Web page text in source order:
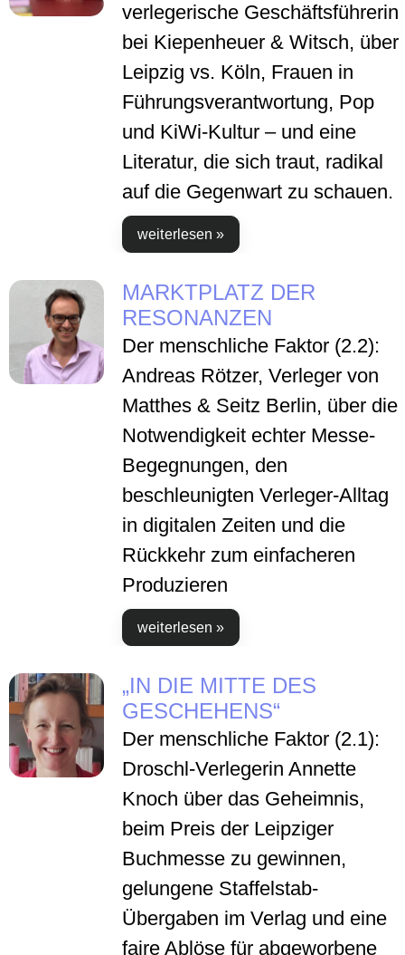
verlegerische Geschäftsführerin
bei Kiepenheuer & Witsch, über
Leipzig vs. Köln, Frauen in
Führungsverantwortung, Pop
und KiWi-Kultur – und eine
Literatur, die sich traut, radikal
auf die Gegenwart zu schauen.
weiterlesen »
MARKTPLATZ DER
RESONANZEN
Der menschliche Faktor (2.2):
Andreas Rötzer, Verleger von
Matthes & Seitz Berlin, über die
Notwendigkeit echter Messe-
Begegnungen, den
beschleunigten Verleger-Alltag
in digitalen Zeiten und die
Rückkehr zum einfacheren
Produzieren
weiterlesen »
„IN DIE MITTE DES
GESCHEHENS“
Der menschliche Faktor (2.1):
Droschl-Verlegerin Annette
Knoch über das Geheimnis,
beim Preis der Leipziger
Buchmesse zu gewinnen,
gelungene Staffelstab-
Übergaben im Verlag und eine
faire Ablöse für abgeworbene